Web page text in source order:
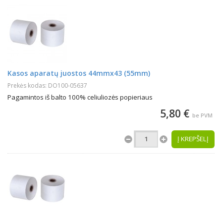
Kasos aparatų juostos 44mmx43 (55mm)
Prekės kodas: DO100-05637
Pagamintos iš balto 100% celiuliozės popieriaus
5,80 € be PVM
Į KREPŠELĮ